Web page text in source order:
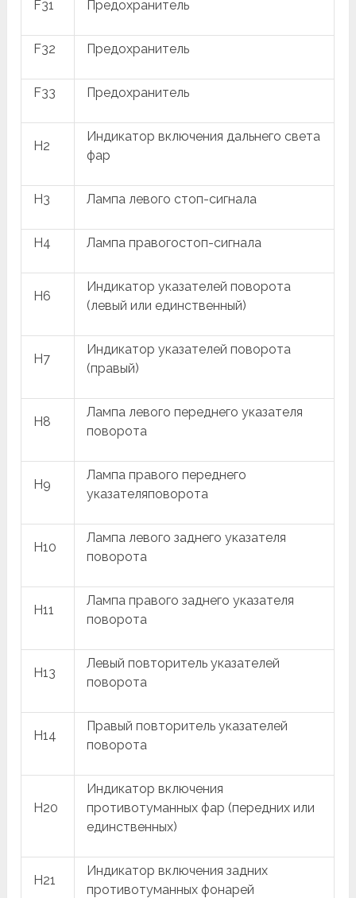
F31 Предохранитель
F32 Предохранитель
F33 Предохранитель
H2
Индикатор включения дальнего света
фар
H3 Лампа левого стоп-сигнала
H4 Лампа правогостоп-сигнала
H6
Индикатор указателей поворота
(левый или единственный)
H7
Индикатор указателей поворота
(правый)
H8
Лампа левого переднего указателя
поворота
H9
Лампа правого переднего
указателяповорота
H10
Лампа левого заднего указателя
поворота
H11
Лампа правого заднего указателя
поворота
H13
Левый повторитель указателей
поворота
H14
Правый повторитель указателей
поворота
H20
Индикатор включения
противотуманных фар (передних или
единственных)
H21
Индикатор включения задних
противотуманных фонарей